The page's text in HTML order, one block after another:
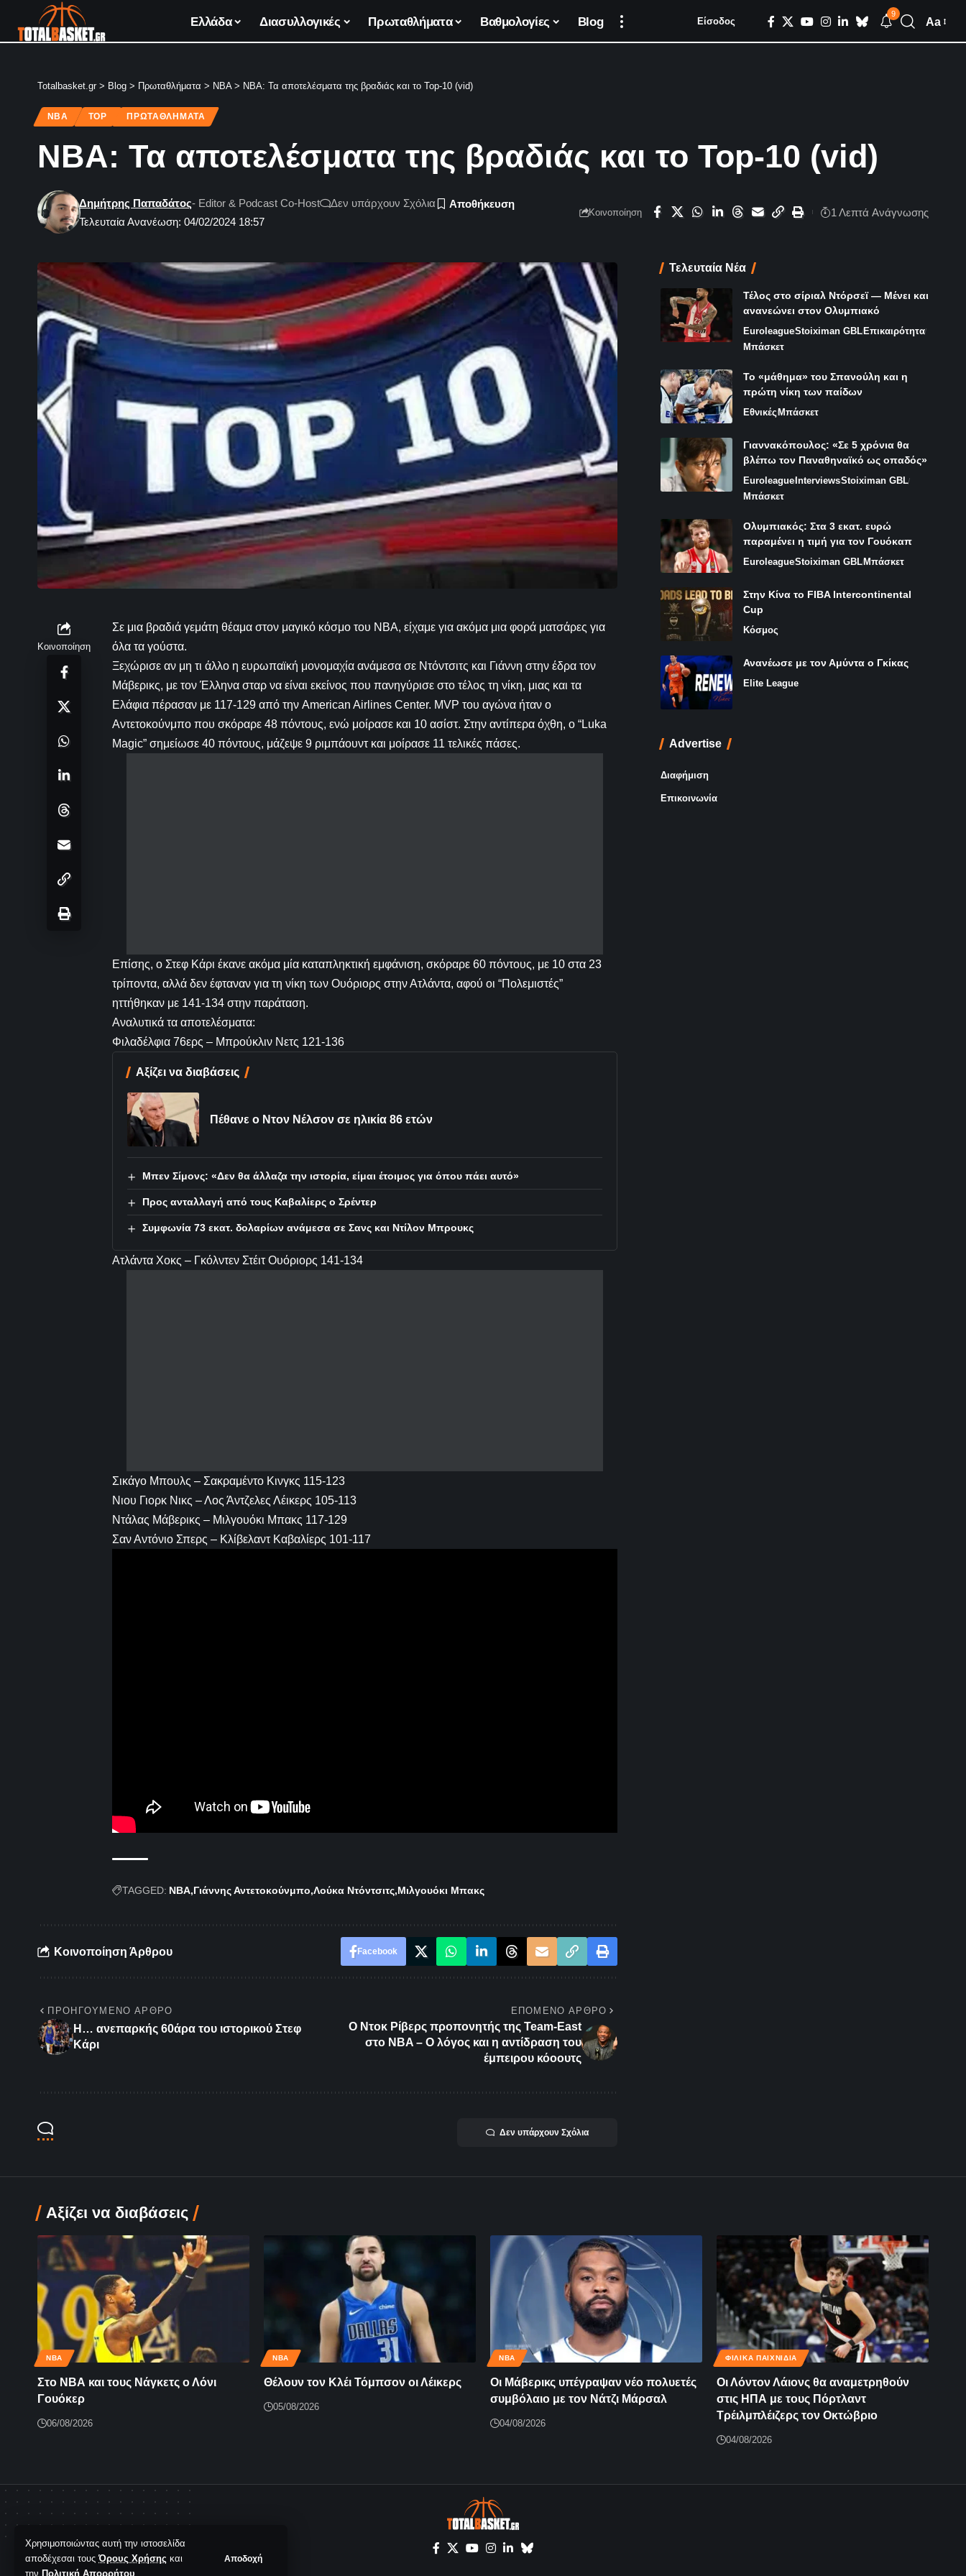
Χρησιμοποιώντας αυτή την ιστοσελίδα
αποδέχεσαι τουςΌρους Χρήσης και
την Πολιτική Απορρήτου
Αποδοχή
Ελλάδα Διασυλλογικές Πρωταθλήματα Βαθμολογίες Blog Είσοδος
9
Aa
Totalbasket.gr > Blog > Πρωταθλήματα > NBA> NBA: Τα αποτελέσματα της βραδιάς και το Top-10 (vid)
NBA TOP ΠΡΩΤΑΘΛΗΜΑΤΑ
NBA: Τα αποτελέσματα της βραδιάς και το Top-10 (vid)
Τελευταία Ανανέωση: 04/02/2024 18:57
Δημήτρης Παπαδάτος- Editor & Podcast Co-Host Δεν υπάρχουν Σχόλια
Κοινοποίηση 1 Λεπτά Aνάγνωσης
Κοινοποίηση
Σε μια βραδιά γεμάτη θέαμα στον μαγικό κόσμο του NBA, είχαμε για ακόμα μια φορά ματσάρες για
όλα τα γούστα.
Ξεχώρισε αν μη τι άλλο η ευρωπαϊκή μονομαχία ανάμεσα σε Ντόντσιτς και Γιάννη στην έδρα τον
Μάβερικς, με τον Έλληνα σταρ να είναι εκείνος που πανηγύρισε στο τέλος τη νίκη, μιας και τα
Ελάφια πέρασαν με 117-129 από την American Airlines Center. MVP του αγώνα ήταν ο
Αντετοκούνμπο που σκόραρε 48 πόντους, ενώ μοίρασε και 10 ασίστ. Στην αντίπερα όχθη, ο “Luka
Magic” σημείωσε 40 πόντους, μάζεψε 9 ριμπάουντ και μοίρασε 11 τελικές πάσες.
Επίσης, ο Στεφ Κάρι έκανε ακόμα μία καταπληκτική εμφάνιση, σκόραρε 60 πόντους, με 10 στα 23
τρίποντα, αλλά δεν έφταναν για τη νίκη των Ουόριορς στην Ατλάντα, αφού οι “Πολεμιστές”
ηττήθηκαν με 141-134 στην παράταση.
Αναλυτικά τα αποτελέσματα:
Φιλαδέλφια 76ερς – Μπρούκλιν Νετς 121-136
Αξίζει να διαβάσεις
Πέθανε ο Ντον Νέλσον σε ηλικία 86 ετών
Μπεν Σίμονς: «Δεν θα άλλαζα την ιστορία, είμαι έτοιμος για όπου πάει αυτό»
Προς ανταλλαγή από τους Καβαλίερς ο Σρέντερ
Συμφωνία 73 εκατ. δολαρίων ανάμεσα σε Σανς και Ντίλον Μπρουκς
Ατλάντα Χοκς – Γκόλντεν Στέιτ Ουόριορς 141-134
Σικάγο Μπουλς – Σακραμέντο Κινγκς 115-123
Νιου Γιορκ Νικς – Λος Άντζελες Λέικερς 105-113
Ντάλας Μάβερικς – Μιλγουόκι Μπακς 117-129
Σαν Αντόνιο Σπερς – Κλίβελαντ Καβαλίερς 101-117
TAGGED: NBA Γιάννης Αντετοκούνμπο Λούκα Ντόντσιτς Μιλγουόκι Μπακς
Κοινοποίηση Άρθρου Facebook
ΠΡΟΗΓΟΎΜΕΝΟ ΆΡΘΡΟ
Η… ανεπαρκής 60άρα του ιστορικού Στεφ
Κάρι
ΕΠΌΜΕΝΟ ΆΡΘΡΟ
Ο Ντοκ Ρίβερς προπονητής της Team-East
στο NBA – Ο λόγος και η αντίδραση του
έμπειρου κόοουτς
Δεν υπάρχουν Σχόλια
Τελευταία Νέα
Τέλος στο σίριαλ Ντόρσεϊ — Μένει και
ανανεώνει στον Ολυμπιακό
EuroleagueStoiximan GBLΕπικαιρότητα
Μπάσκετ
Το «μάθημα» του Σπανούλη και η
πρώτη νίκη των παίδων
ΕθνικέςΜπάσκετ
Γιαννακόπουλος: «Σε 5 χρόνια θα
βλέπω τον Παναθηναϊκό ως οπαδός»
EuroleagueInterviewsStoiximan GBL
Μπάσκετ
Ολυμπιακός: Στα 3 εκατ. ευρώ
παραμένει η τιμή για τον Γουόκαπ
EuroleagueStoiximan GBLΜπάσκετ
Στην Κίνα το FIBA Intercontinental
Cup
Κόσμος
Ανανέωσε με τον Αμύντα ο Γκίκας
Elite League
Advertise
Διαφήμιση
Επικοινωνία
Αξίζει να διαβάσεις
NBA
Στο ΝΒΑ και τους Νάγκετς ο Λόνι
Γουόκερ
06/08/2026
NBA
Θέλουν τον Κλέι Τόμπσον οι Λέικερς
05/08/2026
NBA
Οι Μάβερικς υπέγραψαν νέο πολυετές
συμβόλαιο με τον Νάτζι Μάρσαλ
04/08/2026
ΦΙΛΙΚΆ ΠΑΙΧΝΊΔΙΑ
Οι Λόντον Λάιονς θα αναμετρηθούν
στις ΗΠΑ με τους Πόρτλαντ
Τρέιλμπλέιζερς τον Οκτώβριο
04/08/2026